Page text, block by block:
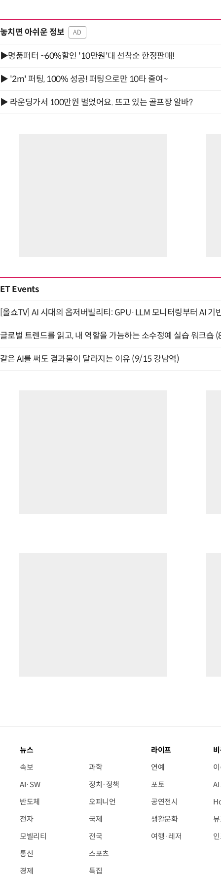
놓치면 아쉬운 정보 AD
▶명품퍼터 ~60%할인 '10만원'대 선착순 한정판매!
▶ '2m' 퍼팅, 100% 성공! 퍼팅으로만 10타 줄여~
▶ 라운딩가서 100만원 벌었어요. 뜨고 있는 골프장 알바?
ET Events
[올쇼TV] AI 시대의 옵저버빌리티: GPU·LLM 모니터링부터 AI
글로벌 트렌드를 읽고, 내 역할을 가늠하는 소수정예 실습 워크숍
같은 AI를 써도 결과물이 달라지는 이유 (9/15 강남역)
뉴스
속보
AI·SW
반도체
전자
모빌리티
통신
경제
과학
정치·정책
오피니언
국제
전국
스포츠
특집
라이프
연예
포토
공연전시
생활문화
여행·레저